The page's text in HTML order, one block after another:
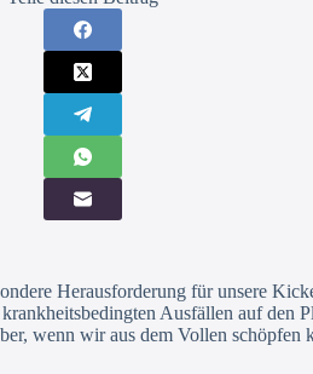
Herausforderung für unsere
Ausfällen auf den
wenn wir aus dem Vollen